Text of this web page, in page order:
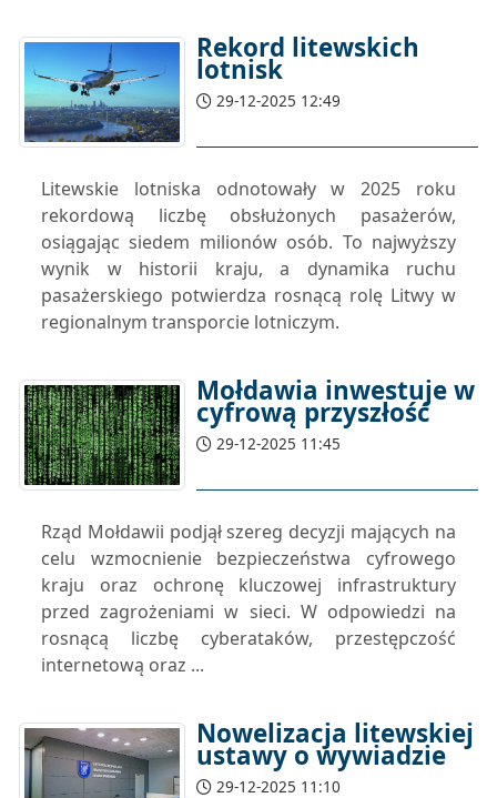
Rekord litewskich
lotnisk
29-12-2025 12:49
Litewskie lotniska odnotowały w 2025 roku
rekordową liczbę obsłużonych pasażerów,
osiągając siedem milionów osób. To najwyższy
wynik w historii kraju, a dynamika ruchu
pasażerskiego potwierdza rosnącą rolę Litwy w
regionalnym transporcie lotniczym.
Mołdawia inwestuje w
cyfrową przyszłość
29-12-2025 11:45
Rząd Mołdawii podjął szereg decyzji mających na
celu wzmocnienie bezpieczeństwa cyfrowego
kraju oraz ochronę kluczowej infrastruktury
przed zagrożeniami w sieci. W odpowiedzi na
rosnącą liczbę cyberataków, przestępczość
internetową oraz ...
Nowelizacja litewskiej
ustawy o wywiadzie
29-12-2025 11:10